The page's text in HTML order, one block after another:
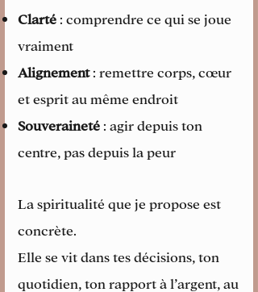
Clarté : comprendre ce qui se joue
vraiment
Alignement: remettre corps, cœur
et esprit au même endroit
Souveraineté : agir depuis ton
centre, pas depuis la peur
La spiritualité que je propose est
concrète.
Elle se vit dans tes décisions, ton
quotidien, ton rapport à l’argent, au